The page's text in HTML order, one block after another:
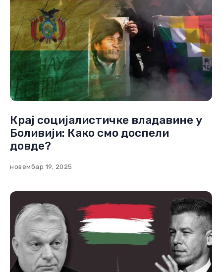
Крај социјалистичке владавине у
Боливији: Како смо доспели
довде?
новембар 19, 2025